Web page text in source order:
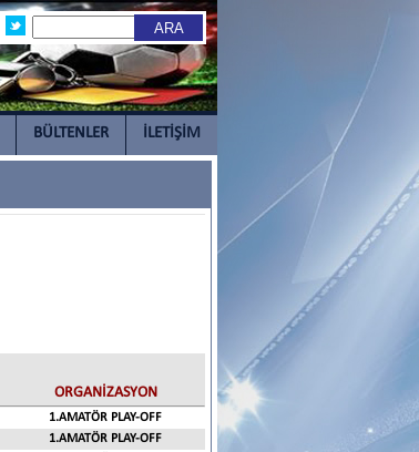
BÜLTENLER İLETİŞİM
ORGANİZASYON
1.AMATÖR PLAY-OFF
1.AMATÖR PLAY-OFF